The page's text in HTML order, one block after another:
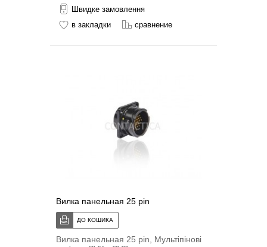
Швидке замовлення
в закладки
сравнение
Вилка панельная 25 pin
Вилка панельная 25 pin, Мультіпіновi